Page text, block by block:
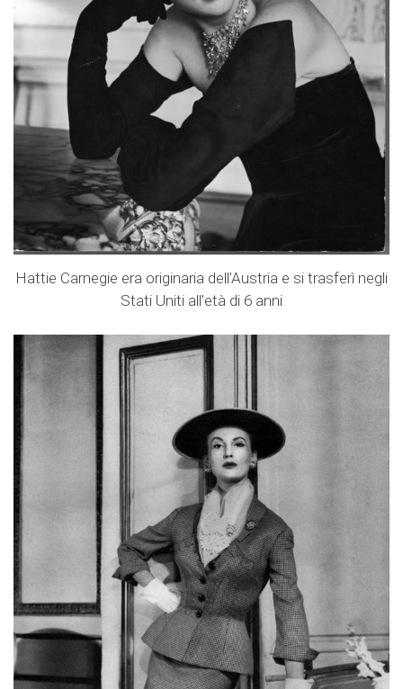
Hattie Carnegie era originaria dell’Austria e si trasferì negli
Stati Uniti all’età di 6 anni